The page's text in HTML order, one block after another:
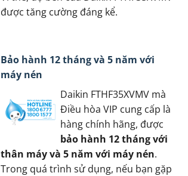
được tăng cường đáng kể.
Bảo hành 12 tháng và 5 năm với
máy nén
Daikin FTHF35XVMV mà
Điều hòa VIP cung cấp là
hàng chính hãng, được
bảo hành 12 tháng với
thân máy và 5 năm với máy nén.
Trong quá trình sử dụng, nếu bạn gặp